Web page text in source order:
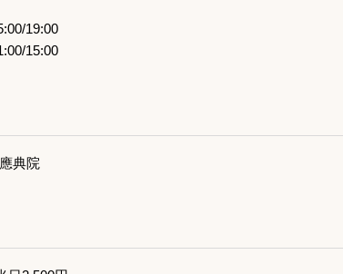
19:00
15:00
典院